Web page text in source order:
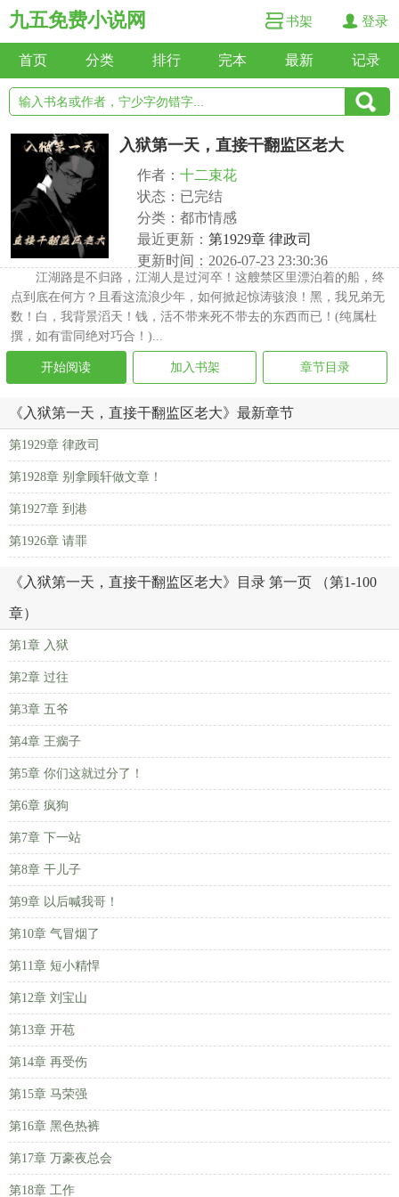
九五免费小说网 书架 登录
首页 分类 排行 完本 最新 记录
入狱第一天，直接干翻监区老大
作者： 十二束花
状态：已完结
分类：都市情感
最近更新： 第1929章 律政司
更新时间：2026-07-23 23:30:36
江湖路是不归路，江湖人是过河卒！这艘禁区里漂泊着的船，终
点到底在何方？且看这流浪少年，如何掀起惊涛骇浪！黑，我兄弟无
数！白，我背景滔天！钱，活不带来死不带去的东西而已！(纯属杜
撰，如有雷同绝对巧合！)...
开始阅读 加入书架 章节目录
《入狱第一天，直接干翻监区老大》最新章节
第1929章 律政司
第1928章 别拿顾轩做文章！
第1927章 到港
第1926章 请罪
《入狱第一天，直接干翻监区老大》目录 第一页 （第1-100
章）
第1章 入狱
第2章 过往
第3章 五爷
第4章 王瘸子
第5章 你们这就过分了！
第6章 疯狗
第7章 下一站
第8章 干儿子
第9章 以后喊我哥！
第10章 气冒烟了
第11章 短小精悍
第12章 刘宝山
第13章 开苞
第14章 再受伤
第15章 马荣强
第16章 黑色热裤
第17章 万豪夜总会
第18章 工作